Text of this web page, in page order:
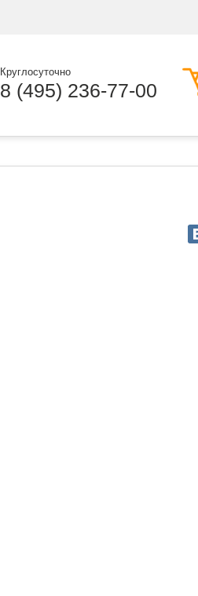
Круглосуточно
8 (495) 236-77-00